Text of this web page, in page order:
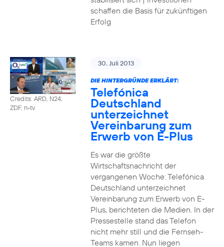
schaffen die Basis für zukünftigen
Erfolg
Credits: ARD, N24,
ZDF, n-tv
30. Juli 2013
DIE HINTERGRÜNDE ERKLÄRT:
Telefónica
Deutschland
unterzeichnet
Vereinbarung zum
Erwerb von E-Plus
Es war die größte
Wirtschaftsnachricht der
vergangenen Woche: Telefónica
Deutschland unterzeichnet
Vereinbarung zum Erwerb von E-
Plus, berichteten die Medien. In der
Pressestelle stand das Telefon
nicht mehr still und die Fernseh-
Teams kamen. Nun liegen